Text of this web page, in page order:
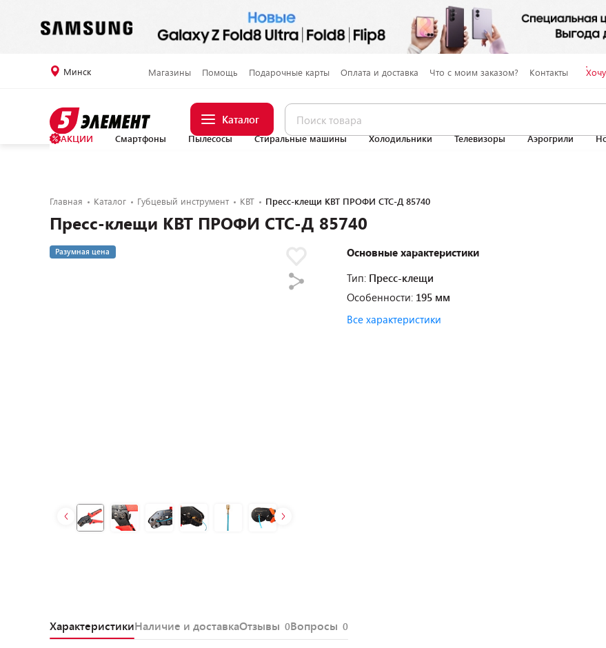
Минск Магазины Помощь Подарочные карты Оплата и доставка Что с моим заказом? Контакты
Каталог
АКЦИИ Смартфоны Пылесосы Стиральные машины Холодильники Телевизоры Аэрогрили
Главная Каталог Губцевый инструмент КВТ Пресс-клещи КВТ ПРОФИ СТС-Д 85740
Пресс-клещи КВТ ПРОФИ СТС-Д 85740
Разумная цена
Основные характеристики
Тип: Пресс-клещи
Особенности: 195 мм
Все характеристики
ХарактеристикиНаличие и доставкаОтзывы 0Вопросы 0